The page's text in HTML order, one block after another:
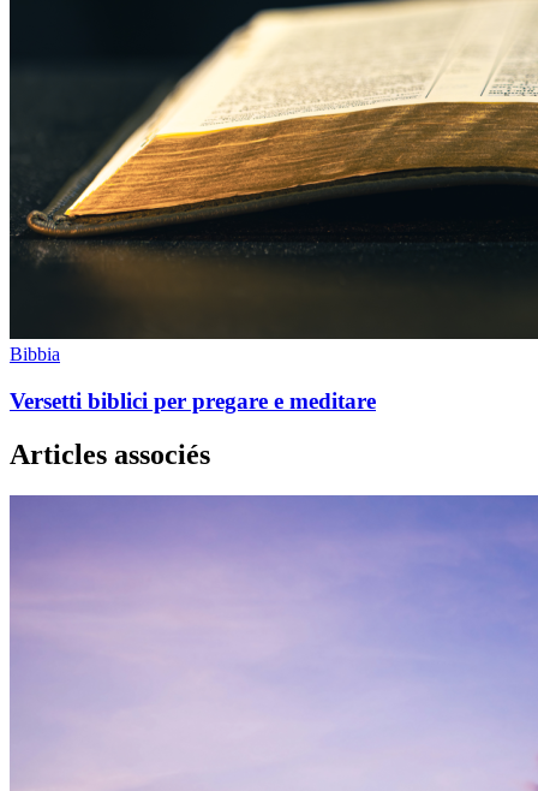
Bibbia
Versetti biblici per pregare e meditare
Articles associés